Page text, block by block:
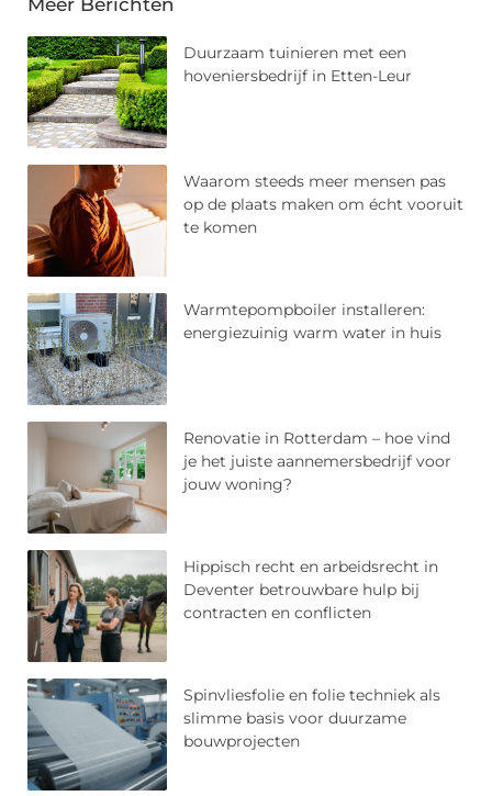
Meer Berichten
Duurzaam tuinieren met een
hoveniersbedrijf in Etten-Leur
Waarom steeds meer mensen pas
op de plaats maken om écht vooruit
te komen
Warmtepompboiler installeren:
energiezuinig warm water in huis
Renovatie in Rotterdam – hoe vind
je het juiste aannemersbedrijf voor
jouw woning?
Hippisch recht en arbeidsrecht in
Deventer betrouwbare hulp bij
contracten en conflicten
Spinvliesfolie en folie techniek als
slimme basis voor duurzame
bouwprojecten